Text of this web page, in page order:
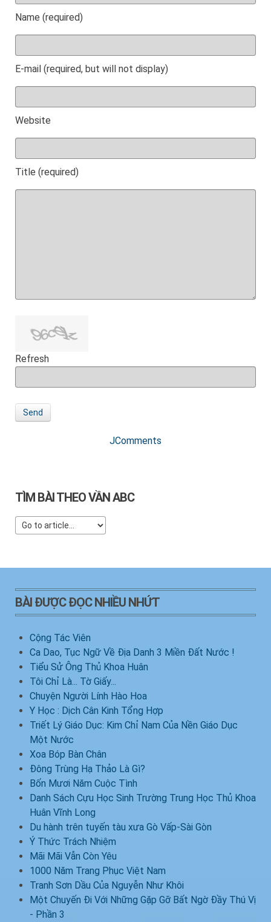
Name (required)
E-mail (required, but will not display)
Website
Title (required)
Refresh
Send
JComments
TÌM BÀI THEO VẦN ABC
BÀI ĐƯỢC ĐỌC NHIỀU NHỨT
Cộng Tác Viên
Ca Dao, Tục Ngữ Về Địa Danh 3 Miền Đất Nước !
Tiểu Sử Ông Thủ Khoa Huân
Tôi Chỉ Là... Tờ Giấy...
Chuyện Người Lính Hào Hoa
Y Học : Dịch Cân Kinh Tổng Hợp
Triết Lý Giáo Dục: Kim Chỉ Nam Của Nền Giáo Dục
Một Nước
Xoa Bóp Bàn Chân
Đông Trùng Hạ Thảo Là Gì?
Bốn Mươi Năm Cuộc Tình
Danh Sách Cựu Học Sinh Trường Trung Học Thủ Khoa
Huân Vĩnh Long
Du hành trên tuyến tàu xưa Gò Vấp-Sài Gòn
Ý Thức Trách Nhiệm
Mãi Mãi Vẫn Còn Yêu
1000 Năm Trang Phục Việt Nam
Tranh Sơn Dầu Của Nguyễn Như Khôi
Một Chuyến Đi Với Những Gặp Gỡ Bất Ngờ Đầy Thú Vị
- Phần 3